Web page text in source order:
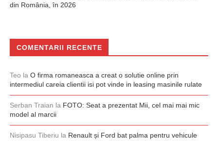
din România, în 2026
COMENTARII RECENTE
Teo la O firma romaneasca a creat o solutie online prin
intermediul careia clientii isi pot vinde in leasing masinile rulate
Serban Traian la FOTO: Seat a prezentat Mii, cel mai mai mic
model al marcii
Nisipasu Tiberiu la Renault și Ford bat palma pentru vehicule